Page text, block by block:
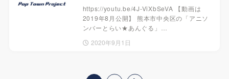
https://youtu.be/4J-ViXbSeVA 【動画は
2019年8月公開】 熊本市中央区の「アニソ
ンバーとらい★あんぐる」…
2020年9月1日